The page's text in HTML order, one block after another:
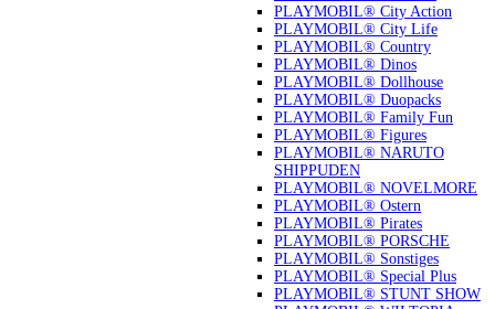
PLAYMOBIL® City Action
PLAYMOBIL® City Life
PLAYMOBIL® Country
PLAYMOBIL® Dinos
PLAYMOBIL® Dollhouse
PLAYMOBIL® Duopacks
PLAYMOBIL® Family Fun
PLAYMOBIL® Figures
PLAYMOBIL® NARUTO
SHIPPUDEN
PLAYMOBIL® NOVELMORE
PLAYMOBIL® Ostern
PLAYMOBIL® Pirates
PLAYMOBIL® PORSCHE
PLAYMOBIL® Sonstiges
PLAYMOBIL® Special Plus
PLAYMOBIL® STUNT SHOW